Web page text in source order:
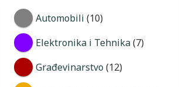
Automobili (10)
Elektronika i Tehnika(7)
Građevinarstvo (12)